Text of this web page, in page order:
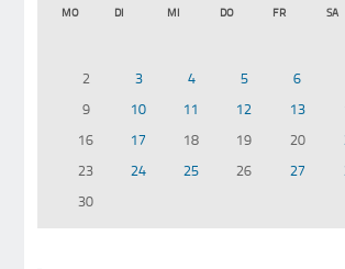
MO DI MI DO FR SA
2
3 4 5 6
9
10 11 12 13
16
17 18 19 20
23
24 25 26 27
30